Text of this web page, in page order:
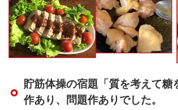
貯筋体操の宿題「質を考えて糖
作あり、問題作ありでした。